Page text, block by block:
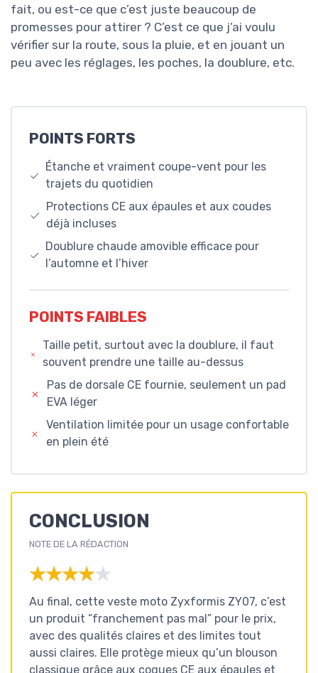
fait, ou est-ce que c’est juste beaucoup de
promesses pour attirer ? C’est ce que j’ai voulu
vérifier sur la route, sous la pluie, et en jouant un
peu avec les réglages, les poches, la doublure, etc.
POINTS FORTS
Étanche et vraiment coupe-vent pour les
trajets du quotidien
Protections CE aux épaules et aux coudes
déjà incluses
Doublure chaude amovible efficace pour
l’automne et l’hiver
POINTS FAIBLES
Taille petit, surtout avec la doublure, il faut
souvent prendre une taille au-dessus
Pas de dorsale CE fournie, seulement un pad
EVA léger
Ventilation limitée pour un usage confortable
en plein été
CONCLUSION
NOTE DE LA RÉDACTION
★★★★★
★★★★★
Au final, cette veste moto Zyxformis ZY07, c’est
un produit “franchement pas mal” pour le prix,
avec des qualités claires et des limites tout
aussi claires. Elle protège mieux qu’un blouson
classique grâce aux coques CE aux épaules et